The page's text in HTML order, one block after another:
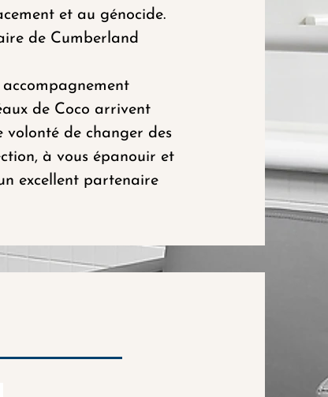
et au génocide.
de Cumberland
de Coco arrivent
volonté de changer des
à vous épanouir et
excellent partenaire